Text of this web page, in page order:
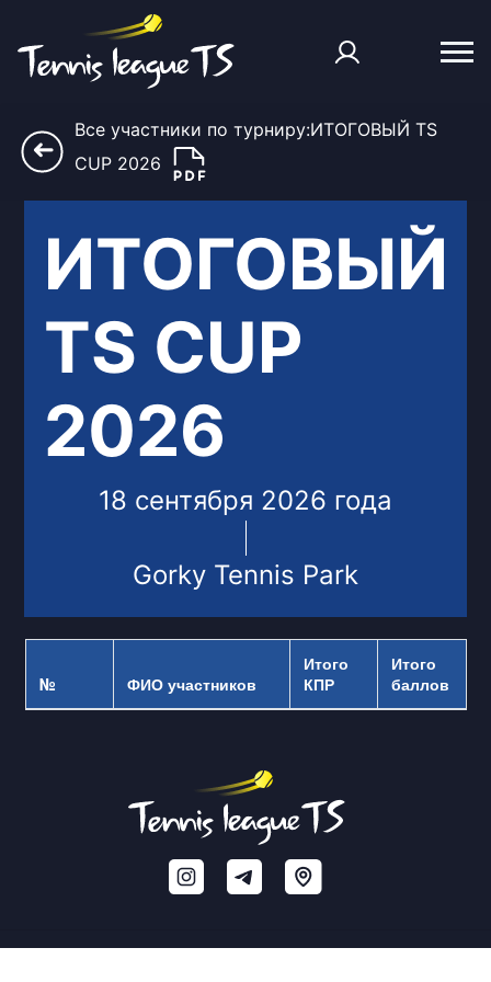
➜
Все участники по турниру:ИТОГОВЫЙ TS
CUP 2026
ИТОГОВЫЙ
TS CUP
2026
18 сентября 2026 года
Gorky Tennis Park
№ ФИО участников
Итого
КПР
Итого
баллов